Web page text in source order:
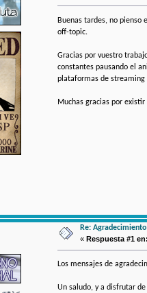
Buenas tardes, no pienso
off-topic.
Gracias por vuestro
constantes pausando el
plataformas de streaming
Muchas gracias por
Re: Agradecimiento
« Respuesta #1 en:
Los mensajes de
Un saludo, y a disfrutar